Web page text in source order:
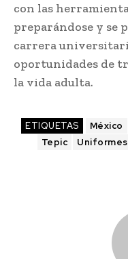
con las
preparándose y se
carrera
oportunidades de
la vida adulta.
ETIQUETAS México
Tepic